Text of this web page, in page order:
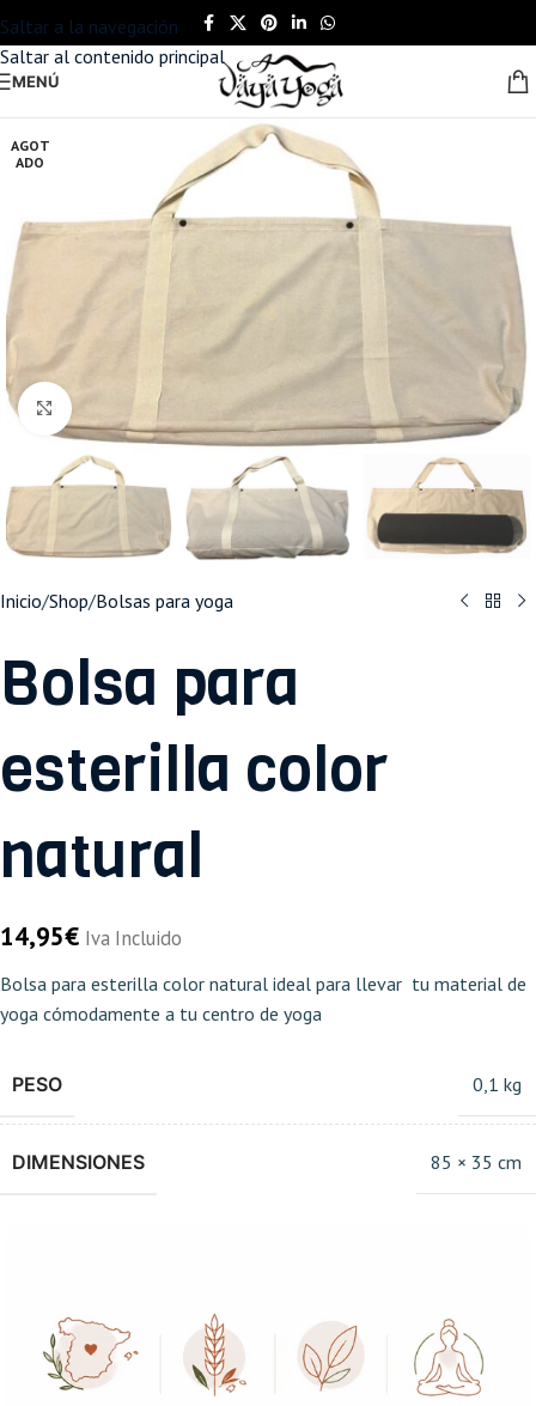
Saltar a la navegación
Saltar al contenido principal
MENÚ
AGOT
ADO
Haga clic para ampliar
Inicio/Shop/Bolsas para yoga
Bolsa para
esterilla color
natural
14,95€ Iva Incluido
Bolsa para esterilla color natural ideal para llevar tu material de
yoga cómodamente a tu centro de yoga
PESO 0,1 kg
DIMENSIONES 85 × 35 cm